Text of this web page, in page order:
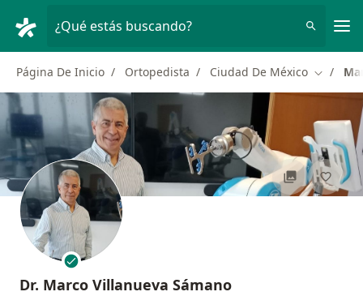
¿Qué estás buscando?
Página De Inicio Ortopedista Ciudad De México
Dr. Marco Villanueva Sámano